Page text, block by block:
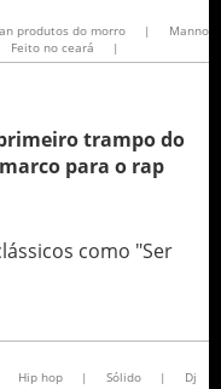
produtos do morro |
Manno
Feito no ceará |
trampo do
para o rap
como "Ser
Hip hop | Sólido |
Dj